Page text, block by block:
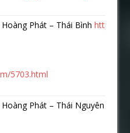
Phát – Thái Bìnhhttps://
5703.html
Phát – Thái Nguyên